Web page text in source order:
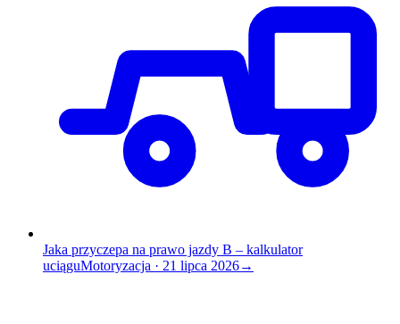
Jaka przyczepa na prawo jazdy B – kalkulator
uciąguMotoryzacja · 21 lipca 2026→